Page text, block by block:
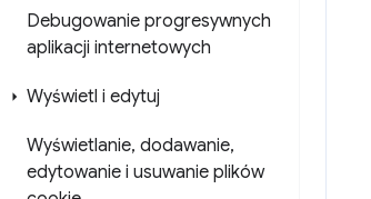
Debugowanie progresywnych
aplikacji internetowych
Wyświetl i edytuj
Wyświetlanie, dodawanie,
edytowanie i usuwanie plików